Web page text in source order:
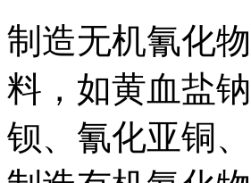
制造无机氰化
料，如黄血盐
钡、氰化亚铜